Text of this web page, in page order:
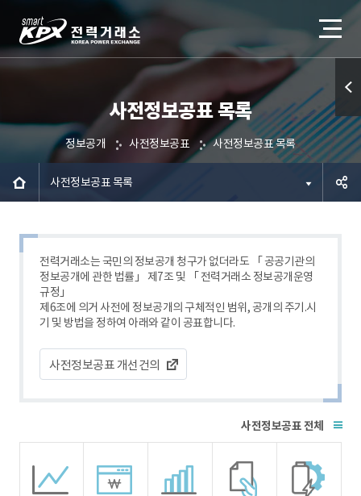
사전정보공표 목록
정보공개 사전정보공표 사전정보공표 목록
사전정보공표 목록
전력거래소는 국민의 정보공개 청구가 없더라도 「 공공기관의
정보공개에 관한 법률」 제7조 및 「 전력거래소 정보공개운영
규정」
제6조에 의거 사전에 정보공개의 구체적인 범위, 공개의 주기.시
기 및 방법을 정하여 아래와 같이 공표합니다.
사전정보공표 개선건의
전체
퀵메
뉴 열
기